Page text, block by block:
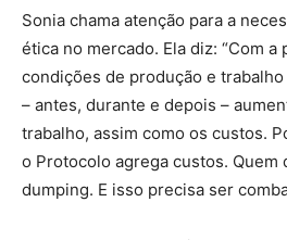
Sonia chama atenção para a
ética no mercado. Ela diz: “Com a
condições de produção e
– antes, durante e depois –
trabalho, assim como os custos.
o Protocolo agrega custos. Quem
dumping. E isso precisa ser